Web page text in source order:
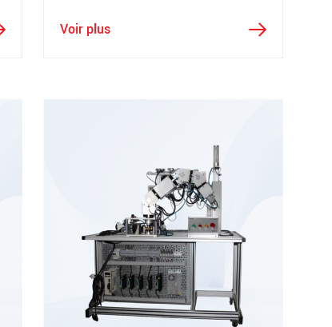
formation hydraulique.
Voir plus